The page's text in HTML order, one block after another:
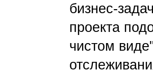
бизнес-
проекта
чистом